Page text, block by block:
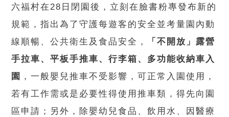
六福村在28日閉園後，立刻在臉書粉專發布新的
規範，指出為了守護每遊客的安全並考量園內動
線順暢、公共衛生及食品安全，
「不開放」露營
手拉車、平板手推車、行李箱、多功能收納車入
園 ，一般嬰兒推車不受影響，可正常入園使用，
若有工作需或是必要性得使用推車類，得先向園
區申請；另外，除嬰幼兒食品、飲用水、因醫療